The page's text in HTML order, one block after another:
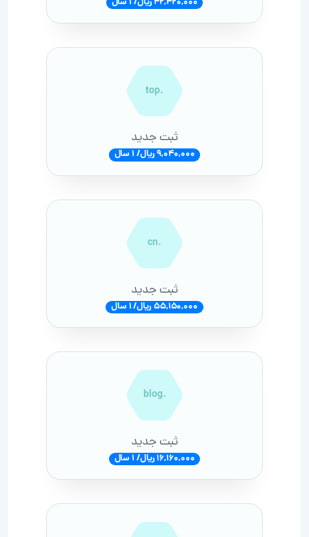
.top
ثبت جدید
9,040,000 ریال/ 1 سال
.cn
ثبت جدید
55,150,000 ریال/ 1 سال
.blog
ثبت جدید
16,160,000 ریال/ 1 سال